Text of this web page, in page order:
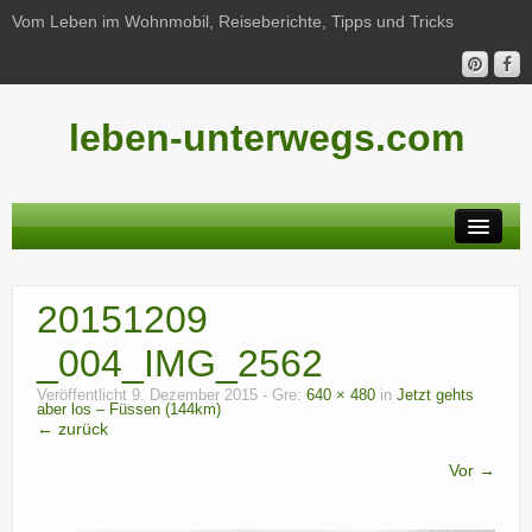
Vom Leben im Wohnmobil, Reiseberichte, Tipps und Tricks
leben-unterwegs.com
Reiseberichte
Unterwegs
Haushalt
20151209
_004_IMG_2562
Veröffentlicht 9. Dezember 2015 - Gre: 640 × 480 in Jetzt gehts
aber los – Füssen (144km)
← zurück
Vor →